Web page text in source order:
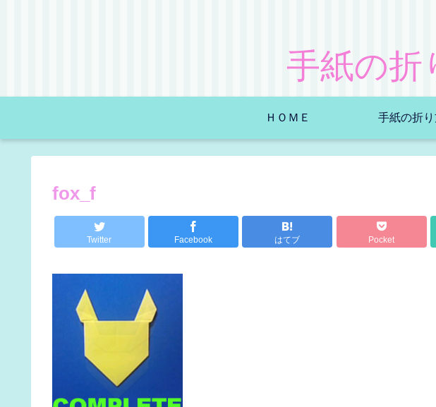
手紙の折
ＨＯＭＥ 手紙の折
fox_f
Twitter Facebook はてブ Pocket